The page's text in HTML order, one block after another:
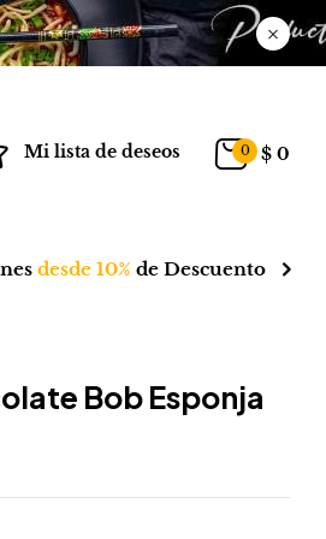
Mi lista de deseos 0 $ 0
desde 10% de Descuento
Bob Esponja